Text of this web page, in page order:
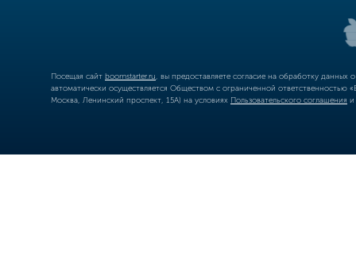
Посещая сайт boomstarter.ru , вы предоставляете согласие на обработку
автоматически осуществляется Обществом с ограниченной
Москва, Ленинский проспект, 15А) на условиях Пользовательского соглашения и